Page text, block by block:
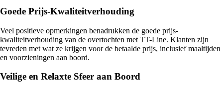
Goede Prijs-Kwaliteitverhouding
Veel positieve opmerkingen benadrukken de goede prijs-
kwaliteitverhouding van de overtochten met TT-Line. Klanten zijn
tevreden met wat ze krijgen voor de betaalde prijs, inclusief maaltijden
en voorzieningen aan boord.
Veilige en Relaxte Sfeer aan Boord